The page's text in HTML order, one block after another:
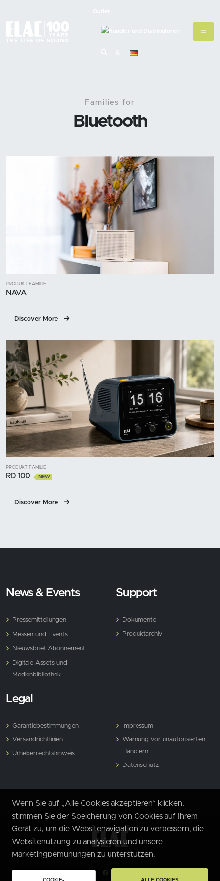
Wenn Sie auf „Alle Cookies akzeptieren“ klicken,
stimmen Sie der Speicherung von Cookies auf Ihrem
Gerät zu, um die Websitenavigation zu verbessern, die
Websitenutzung zu analysieren und unsere
Marketingbemühungen zu unterstützen.
COOKIE- ALLE COOKIES
Families for
Bluetooth
PRODUKT FAMILIE
NAVA
Discover More
PRODUKT FAMILIE
RD 100 NEW
Discover More
News & Events
Pressemitteilungen
Messen und Events
Nieuwsbrief Abonnement
Digitale Assets und
Medienbibliothek
Support
Dokumente
Produktarchiv
Legal
Garantiebestimmungen
Versandrichtlinien
Urheberrechtshinweis
Impressum
Warnung vor unautorisierten
Händlern
Datenschutz
© ELAC Electroacustic GmbH 2026